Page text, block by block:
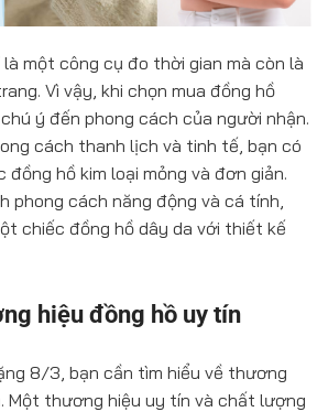
một công cụ đo thời gian mà còn là
Vì vậy, khi chọn mua đồng hồ
ý đến phong cách của người nhận.
cách thanh lịch và tinh tế, bạn có
hồ kim loại mỏng và đơn giản.
phong cách năng động và cá tính,
chiếc đồng hồ dây da với thiết kế
hiệu đồng hồ uy tín
8/3, bạn cần tìm hiểu về thương
Một thương hiệu uy tín và chất lượng